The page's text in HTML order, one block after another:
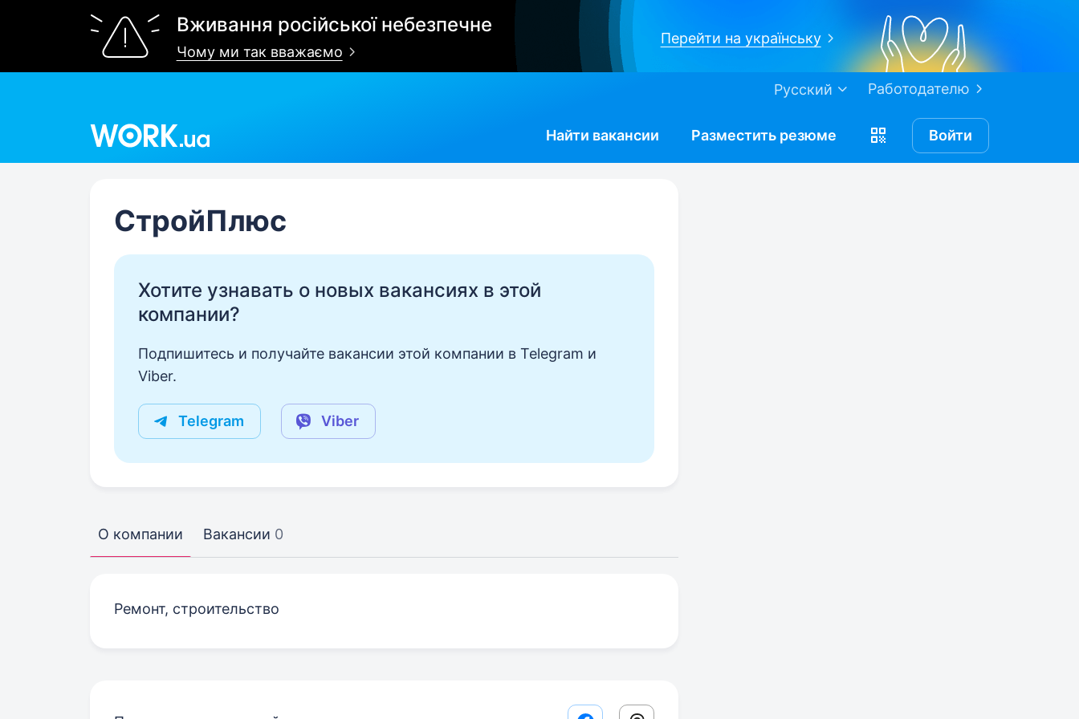
Вживання російської небезпечне
Чому ми так вважаємо
Перейти на українську
Работодателю
Русский
Найти вакансии Разместить резюме Войти
СтройПлюс
Хотите узнавать о новых вакансиях в этой
компании?
Подпишитесь и получайте вакансии этой компании в Telegram и
Viber.
Telegram Viber
О компании Вакансии 0
Ремонт, строительство